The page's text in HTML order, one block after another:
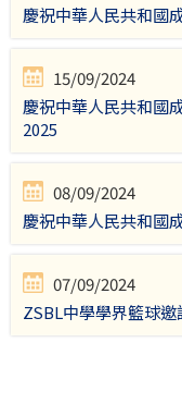
慶祝中華人民共和國
15/09/2024
慶祝中華人民共和國
2025
08/09/2024
慶祝中華人民共和國
07/09/2024
ZSBL中學學界籃球邀